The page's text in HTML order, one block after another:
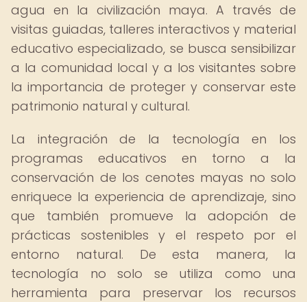
agua en la civilización maya. A través de
visitas guiadas, talleres interactivos y material
educativo especializado, se busca sensibilizar
a la comunidad local y a los visitantes sobre
la importancia de proteger y conservar este
patrimonio natural y cultural.
La integración de la tecnología en los
programas educativos en torno a la
conservación de los cenotes mayas no solo
enriquece la experiencia de aprendizaje, sino
que también promueve la adopción de
prácticas sostenibles y el respeto por el
entorno natural. De esta manera, la
tecnología no solo se utiliza como una
herramienta para preservar los recursos